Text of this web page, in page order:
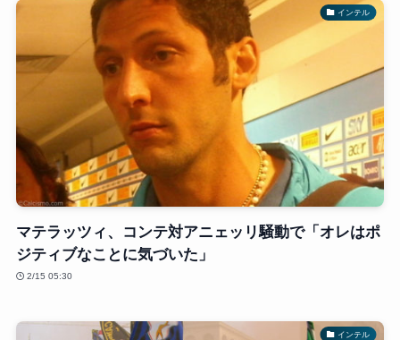
インテル
マテラッツィ、コンテ対アニェッリ騒動で「オレはポ
ジティブなことに気づいた」
2/15 05:30
インテル